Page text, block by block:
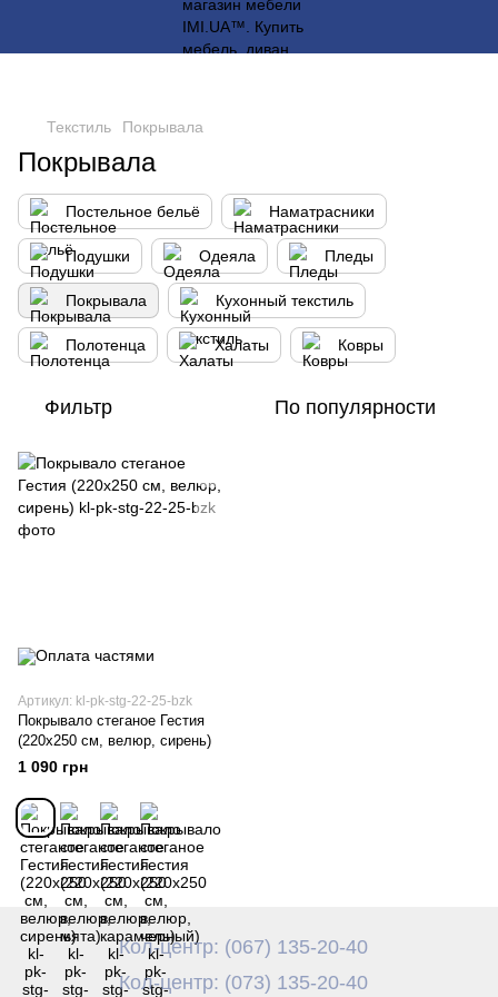
Текстиль Покрывала
Покрывала
Постельное бельё Наматрасники
Подушки Одеяла Пледы
Покрывала Кухонный текстиль
Полотенца Халаты Ковры
Фильтр По популярности
Артикул: kl-pk-stg-22-25-bzk
Покрывало стеганое Гестия
(220х250 см, велюр, сирень)
1 090 грн
Кол-центр: (067) 135-20-40
Кол-центр: (073) 135-20-40